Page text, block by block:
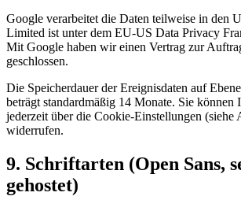
Google verarbeitet die Daten teilweise in den
Limited ist unter dem EU-US Data Privacy
Mit Google haben wir einen Vertrag zur
geschlossen.
Die Speicherdauer der Ereignisdaten auf
beträgt standardmäßig 14 Monate. Sie
jederzeit über die Cookie-Einstellungen (siehe
widerrufen.
9. Schriftarten (Open Sans,
gehostet)